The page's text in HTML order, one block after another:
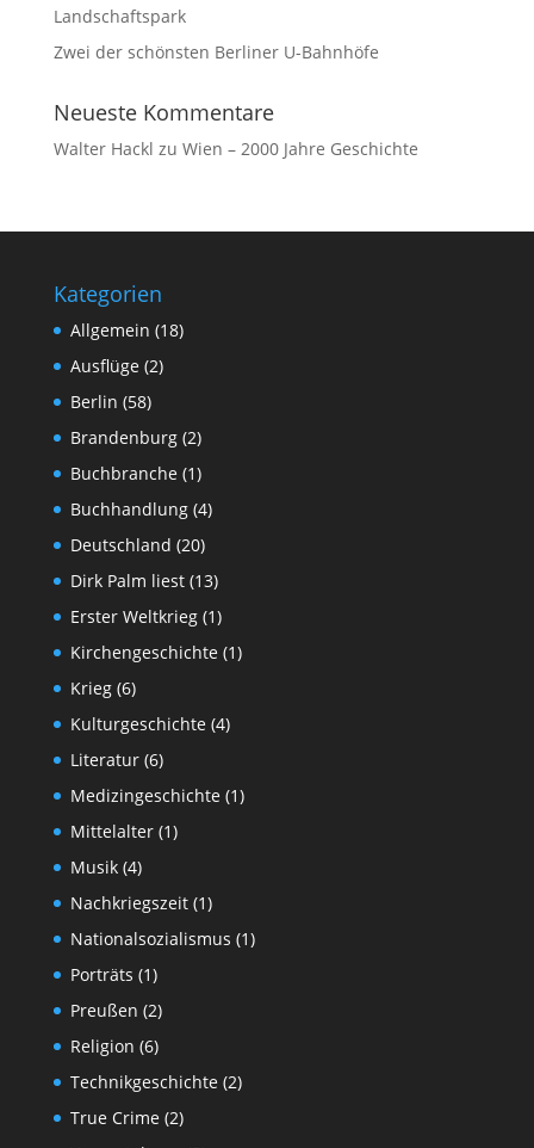
Landschaftspark
Zwei der schönsten Berliner U-Bahnhöfe
Neueste Kommentare
Walter Hackl zu Wien – 2000 Jahre Geschichte
Kategorien
Allgemein (18)
Ausflüge(2)
Berlin (58)
Brandenburg(2)
Buchbranche(1)
Buchhandlung(4)
Deutschland (20)
Dirk Palm liest(13)
Erster Weltkrieg(1)
Kirchengeschichte(1)
Krieg(6)
Kulturgeschichte(4)
Literatur(6)
Medizingeschichte(1)
Mittelalter(1)
Musik(4)
Nachkriegszeit(1)
Nationalsozialismus (1)
Porträts (1)
Preußen (2)
Religion (6)
Technikgeschichte(2)
True Crime(2)